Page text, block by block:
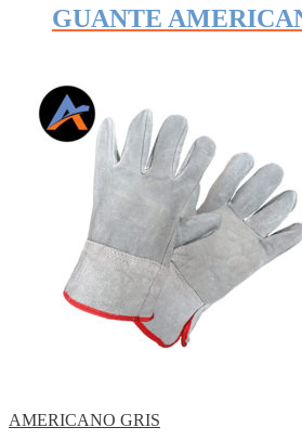
GUANTE
AMERICANO GRIS